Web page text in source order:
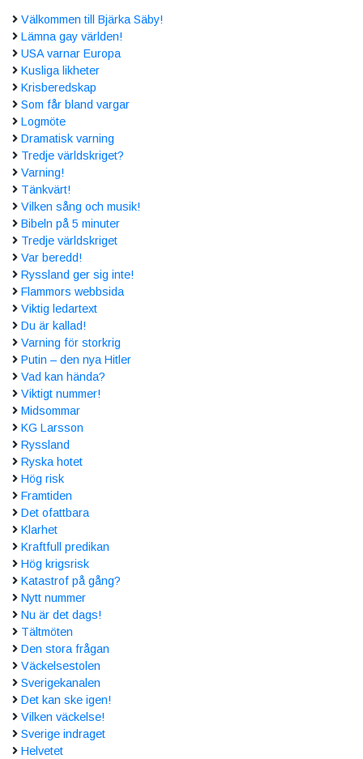
Välkommen till Bjärka Säby!
Lämna gay världen!
USA varnar Europa
Kusliga likheter
Krisberedskap
Som får bland vargar
Logmöte
Dramatisk varning
Tredje världskriget?
Varning!
Tänkvärt!
Vilken sång och musik!
Bibeln på 5 minuter
Tredje världskriget
Var beredd!
Ryssland ger sig inte!
Flammors webbsida
Viktig ledartext
Du är kallad!
Varning för storkrig
Putin – den nya Hitler
Vad kan hända?
Viktigt nummer!
Midsommar
KG Larsson
Ryssland
Ryska hotet
Hög risk
Framtiden
Det ofattbara
Klarhet
Kraftfull predikan
Hög krigsrisk
Katastrof på gång?
Nytt nummer
Nu är det dags!
Tältmöten
Den stora frågan
Väckelsestolen
Sverigekanalen
Det kan ske igen!
Vilken väckelse!
Sverige indraget
Helvetet